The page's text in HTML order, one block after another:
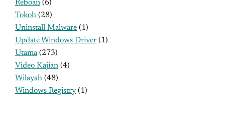
Reboan (6)
Tokoh (28)
Uninstall Malware (1)
Update Windows Driver (1)
Utama(273)
Video Kajian (4)
Wilayah (48)
Windows Registry (1)